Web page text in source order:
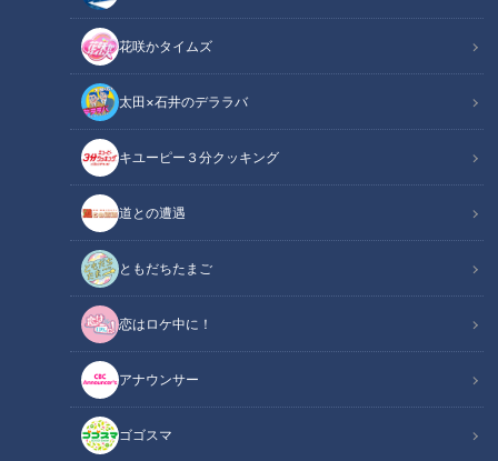
花咲かタイムズ
太田×石井のデララバ
キユーピー３分クッキング
道との遭遇
ともだちたまご
恋はロケ中に！
アナウンサー
ゴゴスマ
アナウンサー
アナウンサーYouTube企画
『劇場版ハイキュー!! ゴミ捨て場の決戦』展が2025年7月16日
(水)～8月3日(日) の期間、松坂屋名古屋店 本館7階大催事場に
て開催！今回は原作「ハイキュー!!」が大好きな小川アナがア
ツい思いを持って体験レポを行います！ファンだからこそ見逃
せない展示ポイントやフォトスポットの見どころなどをガチで
レポートしてもらいます！